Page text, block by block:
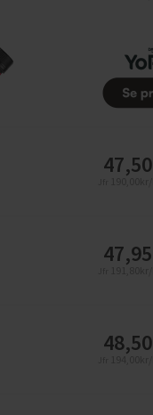
47,50
47,95
48,50